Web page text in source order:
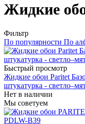
Жидкие
Фильтр
По популярности По
Быстрый просмотр
Жидкие обои Paritet
штукатурка -
Нет в наличии
Мы советуем